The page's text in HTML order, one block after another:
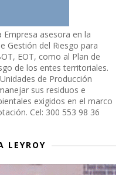
Empresa asesora en la
Gestión del Riesgo para
EOT, como al Plan de
de los entes territoriales.
de Producción
sus residuos e
exigidos en el marco
Cel: 300 553 98 36
LEYROY